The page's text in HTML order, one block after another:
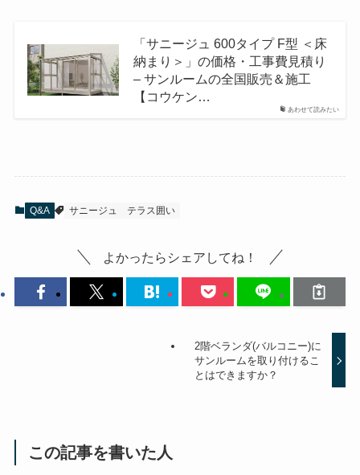
あわせて読みたい
「サニージュ 600タイプ F型 ＜床
納まり＞」の価格・工事費見積り
– サンルームの全国販売＆施工
【コウケン…
Q&A サニージュ テラス囲い
よかったらシェアしてね！
2階ベランダ(バルコニー)に
サンルームを取り付けるこ
とはできますか？
この記事を書いた人